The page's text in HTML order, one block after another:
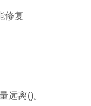
修复
远离()。